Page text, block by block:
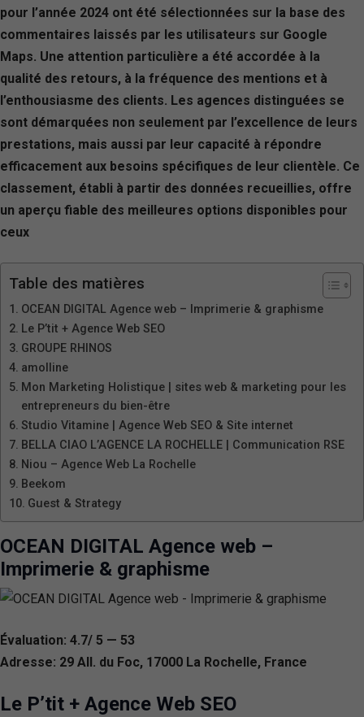
pour l’année 2024 ont été sélectionnées sur la base des
commentaires laissés par les utilisateurs sur Google
Maps. Une attention particulière a été accordée à la
qualité des retours, à la fréquence des mentions et à
l’enthousiasme des clients. Les agences distinguées se
sont démarquées non seulement par l’excellence de leurs
prestations, mais aussi par leur capacité à répondre
efficacement aux besoins spécifiques de leur clientèle. Ce
classement, établi à partir des données recueillies, offre
un aperçu fiable des meilleures options disponibles pour
ceux
Table des matières
OCEAN DIGITAL Agence web – Imprimerie & graphisme
Le P’tit + Agence Web SEO
GROUPE RHINOS
amolline
Mon Marketing Holistique | sites web & marketing pour les
entrepreneurs du bien-être
Studio Vitamine | Agence Web SEO & Site internet
BELLA CIAO L’AGENCE LA ROCHELLE | Communication RSE
Niou – Agence Web La Rochelle
Beekom
Guest & Strategy
OCEAN DIGITAL Agence web –
Imprimerie & graphisme
Évaluation: 4.7/ 5 — 53
Adresse: 29 All. du Foc, 17000 La Rochelle, France
Le P’tit + Agence Web SEO